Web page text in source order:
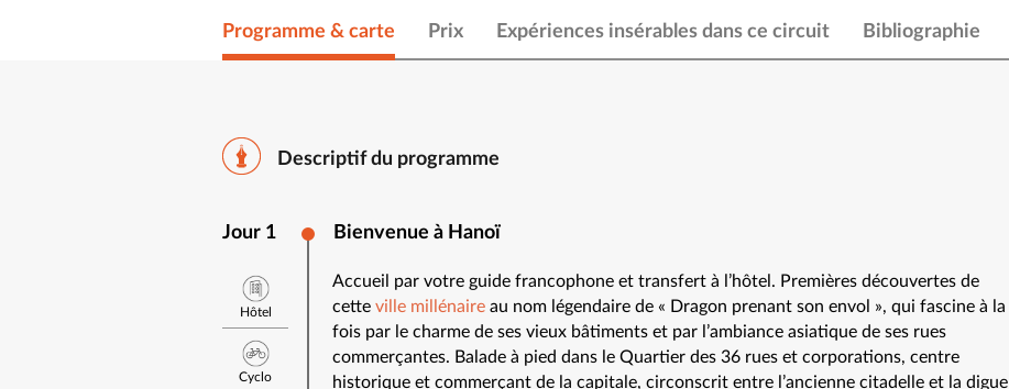
Programme & carte Prix Expériences insérables dans ce circuit Bibliographie
Descriptif du programme
Jour 1 Bienvenue à Hanoï
Accueil par votre guide francophone et transfert à l’hôtel. Premières découvertes de
cette ville millénaire au nom légendaire de « Dragon prenant son envol », qui fascine à la
fois par le charme de ses vieux bâtiments et par l’ambiance asiatique de ses rues
commerçantes. Balade à pied dans le Quartier des 36 rues et corporations, centre
historique et commerçant de la capitale, circonscrit entre l’ancienne citadelle et la digue
Hôtel
Cyclo